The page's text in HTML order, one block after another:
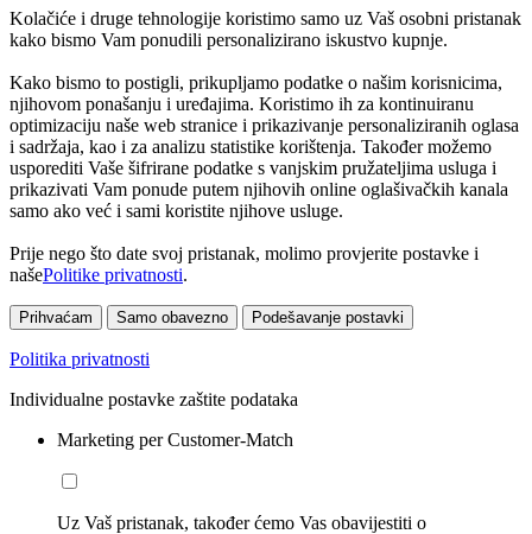
Kolačiće i druge tehnologije koristimo samo uz Vaš osobni pristanak
kako bismo Vam ponudili personalizirano iskustvo kupnje.
Kako bismo to postigli, prikupljamo podatke o našim korisnicima,
njihovom ponašanju i uređajima. Koristimo ih za kontinuiranu
optimizaciju naše web stranice i prikazivanje personaliziranih oglasa
i sadržaja, kao i za analizu statistike korištenja. Također možemo
usporediti Vaše šifrirane podatke s vanjskim pružateljima usluga i
prikazivati Vam ponude putem njihovih online oglašivačkih kanala
samo ako već i sami koristite njihove usluge.
Prije nego što date svoj pristanak, molimo provjerite postavke i
našePolitike privatnosti.
Prihvaćam Samo obavezno Podešavanje postavki
Politika privatnosti
Individualne postavke zaštite podataka
Marketing per Customer-Match
Uz Vaš pristanak, također ćemo Vas obavijestiti o